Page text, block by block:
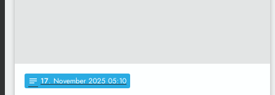
notes 17. November 2025 05:10